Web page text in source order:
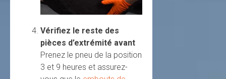
Vérifiez le reste des
pièces d’extrémité avant
Prenez le pneu de la position
3 et 9 heures et assurez-